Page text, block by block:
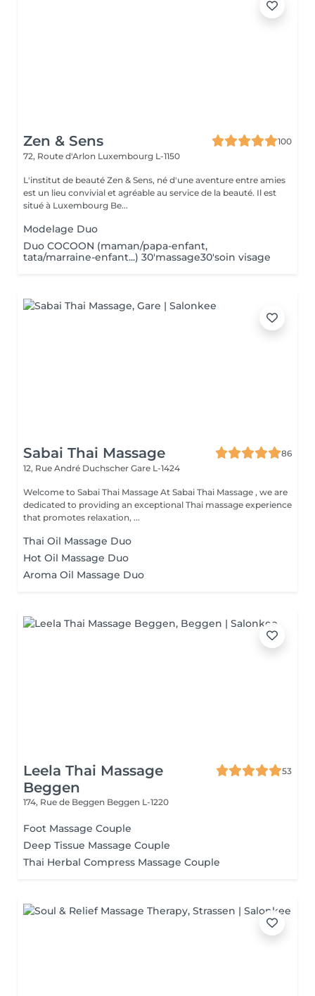
Zen & Sens
100
72, Route d'Arlon Luxembourg L-1150
L'institut de beauté Zen & Sens, né d'une aventure entre amies
est un lieu convivial et agréable au service de la beauté. Il est
situé à Luxembourg Be...
Modelage Duo
Duo COCOON (maman/papa-enfant,
tata/marraine-enfant...) 30'massage30'soin visage
Sabai Thai Massage
86
12, Rue André Duchscher Gare L-1424
Welcome to Sabai Thai Massage At Sabai Thai Massage , we are
dedicated to providing an exceptional Thai massage experience
that promotes relaxation, ...
Thai Oil Massage Duo
Hot Oil Massage Duo
Aroma Oil Massage Duo
Leela Thai Massage
Beggen
53
174, Rue de Beggen Beggen L-1220
Foot Massage Couple
Deep Tissue Massage Couple
Thai Herbal Compress Massage Couple